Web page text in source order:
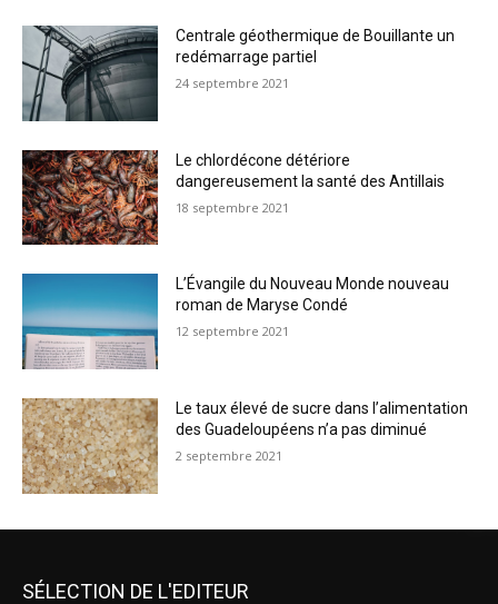
Centrale géothermique de Bouillante un
redémarrage partiel
24 septembre 2021
Le chlordécone détériore
dangereusement la santé des Antillais
18 septembre 2021
L’Évangile du Nouveau Monde nouveau
roman de Maryse Condé
12 septembre 2021
Le taux élevé de sucre dans l’alimentation
des Guadeloupéens n’a pas diminué
2 septembre 2021
SÉLECTION DE L'EDITEUR